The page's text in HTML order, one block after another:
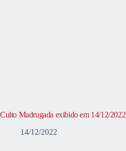
Culto Madrugada exibido em 14/12/2022
14/12/2022